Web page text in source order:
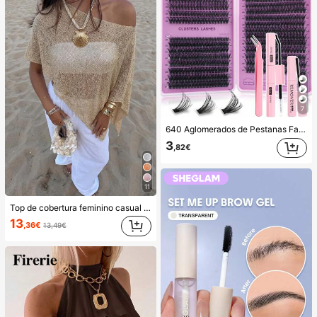
11
Top de cobertura feminino casual sexy brilhante leve de cor lisa com recorte vazado em malha, estilo capa com mangas morcego e bainha assimétrica, para férias de verão na praia, festival de música, férias no campo, casual, encontro na rua e resort
13,36€ 13,49€
7
640 Aglomerados de Pestanas Falsas de Vison DIY, Curvatura D, Densas e Fofas, Comprimento Misto 8-16 mm, Efeito Chamativo, Adequadas para Vários Looks de Maquilhagem. Cola, Removedor e Pinça Podem Ser Selecionados de Acordo com as Necessidades. Leves e Reutilizáveis, Alta Relação Custo-Benefício, Adequadas para Principiantes, Aplicáveis a Múltiplas Ocasiões, Uso Diário
3,82€